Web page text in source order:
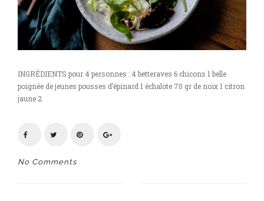
INGRÉDIENTS pour 4 personnes : 4 betteraves 6 chicons 1 belle
poignée de jeunes pousses d’épinard 1 échalote 70 gr de noix 1 citron
jaune 2
No Comments